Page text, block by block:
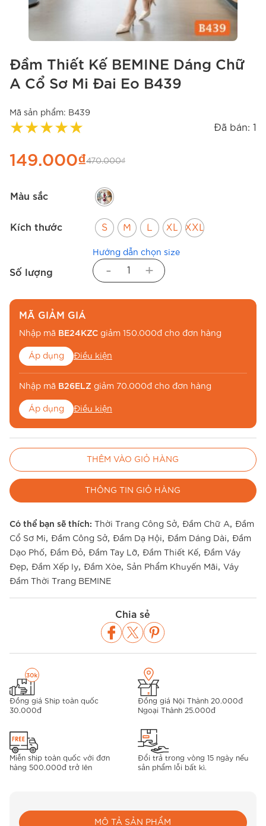
Đầm Thiết Kế BEMINE Dáng Chữ
A Cổ Sơ Mi Đai Eo B439
Mã sản phẩm: B439
★★★★★ Đã bán: 1
149.000₫470.000₫
Màu sắc
Kích thước S M L XL XXL
Số lượng - +
Hướng dẫn chọn size
MÃ GIẢM GIÁ
Nhập mã BE24KZC giảm 150.000đ cho đơn hàng
Áp dụng Điều kiện
Nhập mã B26ELZ giảm 70.000đ cho đơn hàng
Áp dụng Điều kiện
Nhập mãBE26MUAđể miễn phí vận chuyển
Điều kiện
THÊM VÀO GIỎ HÀNG
THÔNG TIN GIỎ HÀNG
Có thể bạn sẽ thích: Thời Trang Công Sở, Đầm Chữ A, Đầm
Cổ Sơ Mi, Đầm Công Sở, Đầm Dạ Hội, Đầm Dáng Dài, Đầm
Dạo Phố, Đầm Đỏ, Đầm Tay Lỡ, Đầm Thiết Kế, Đầm Váy
Đẹp, Đầm Xếp ly, Đầm Xòe, Sản Phẩm Khuyến Mãi, Váy
Đầm Thời Trang BEMINE
Chia sẻ
Đồng giá Ship toàn quốc
30.000đ
Đồng giá Nội Thành 20.000đ
Ngoại Thành 25.000đ
Miễn ship toàn quốc với đơn
hàng 500.000đ trở lên
Đổi trả trong vòng 15 ngày nếu
sản phẩm lỗi bất kì.
MÔ TẢ SẢN PHẨM